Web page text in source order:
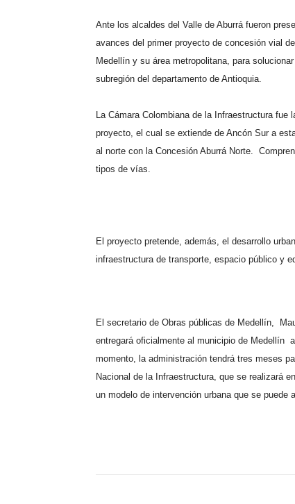
Ante los alcaldes del Valle de Aburrá fueron
avances del primer proyecto de concesión vial
Medellín y su área metropolitana, para
subregión del departamento de Antioquia.
La Cámara Colombiana de la Infraestructura fue
proyecto, el cual se extiende de Ancón Sur a
al norte con la Concesión Aburrá Norte.
tipos de vías.
El proyecto pretende, además, el desarrollo
infraestructura de transporte, espacio público y
El secretario de Obras públicas de Medellín,
entregará oficialmente al municipio de Medellín
momento, la administración tendrá tres meses
Nacional de la Infraestructura, que se realizará
un modelo de intervención urbana que se